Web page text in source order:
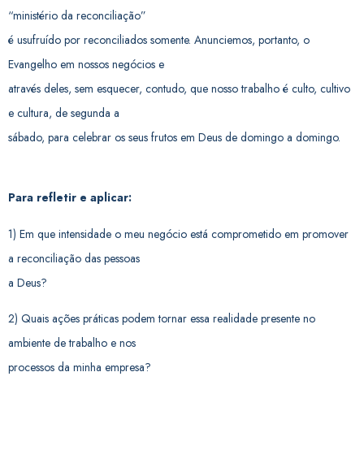
“ministério da reconciliação”
é usufruído por reconciliados somente. Anunciemos, portanto, o
Evangelho em nossos negócios e
através deles, sem esquecer, contudo, que nosso trabalho é culto, cultivo
e cultura, de segunda a
sábado, para celebrar os seus frutos em Deus de domingo a domingo.
Para refletir e aplicar:
1) Em que intensidade o meu negócio está comprometido em promover
a reconciliação das pessoas
a Deus?
2) Quais ações práticas podem tornar essa realidade presente no
ambiente de trabalho e nos
processos da minha empresa?